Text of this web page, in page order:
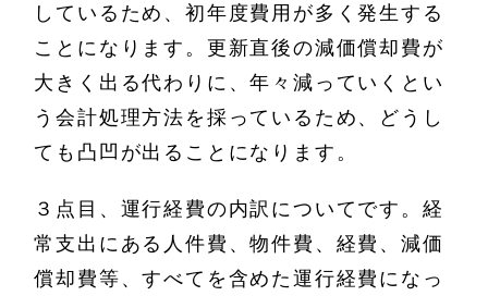
しているため、初年度費用が多く発生する
ことになります。更新直後の減価償却費が
大きく出る代わりに、年々減っていくとい
う会計処理方法を採っているため、どうし
ても凸凹が出ることになります。
３点目、運行経費の内訳についてです。経
常支出にある人件費、物件費、経費、減価
償却費等、すべてを含めた運行経費になっ